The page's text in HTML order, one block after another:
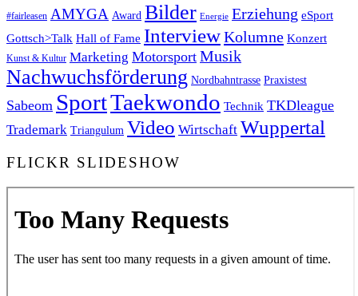
#fairleasen AMYGA Award Bilder Energie Erziehung eSport
Gottsch>Talk Hall of Fame InterviewKolumne Konzert
Kunst & Kultur Marketing Motorsport Musik
Nachwuchsförderung Nordbahntrasse Praxistest
Sabeom SportTaekwondo Technik TKDleague
Trademark Triangulum Video Wirtschaft Wuppertal
FLICKR SLIDESHOW